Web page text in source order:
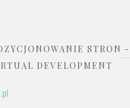
STRON -
DEVELOPMENT